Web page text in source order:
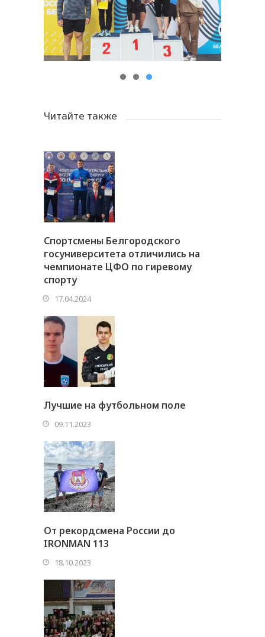
Читайте также
Спортсмены Белгородского
госуниверситета отличились на
чемпионате ЦФО по гиревому
спорту
17.04.2024
Лучшие на футбольном поле
09.11.2023
От рекордсмена России до
IRONMAN 113
18.10.2023